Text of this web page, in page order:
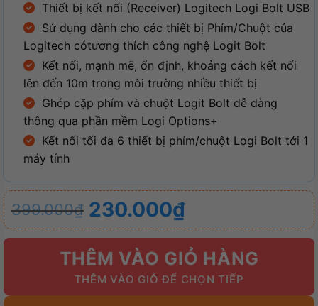
Thiết bị kết nối (Receiver) Logitech Logi Bolt USB
Sử dụng dành cho các thiết bị Phím/Chuột của
Logitech cótương thích công nghệ Logit Bolt
Kết nối, mạnh mẽ, ổn định, khoảng cách kết nối
lên đến 10m trong môi trường nhiều thiết bị
Ghép cặp phím và chuột Logit Bolt dễ dàng
thông qua phần mềm Logi Options+
Kết nối tối đa 6 thiết bị phím/chuột Logi Bolt tới 1
máy tính
399.000₫
Giá
gốc
399.000₫.
230.000₫
Giá
hiện
230.000₫.
THÊM VÀO GIỎ HÀNG